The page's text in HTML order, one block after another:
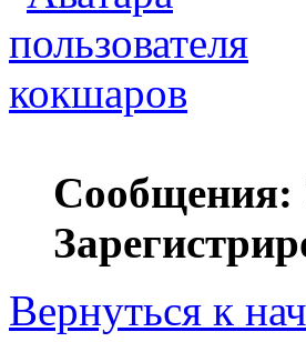
кокшаров
Сообщения:
Вернуться к